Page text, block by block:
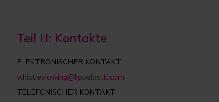
Teil III: Kontakte
ELEKTRONISCHER KONTAKT
whistleblowing@lipoelastic.com
TELEFONISCHER KONTAKT: